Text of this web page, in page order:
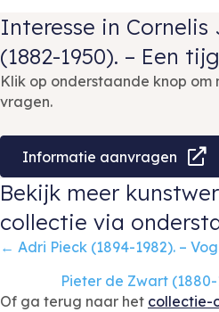
Interesse in Cornelis
(1882-1950). – Een
Klik op onderstaande knop
vragen.
Informatie aanvragen
Bekijk meer
collectie via
Posts
navigation
← Adri Pieck (1894-1982). –
Pieter de Zwart
Of ga terug naar het collectie-